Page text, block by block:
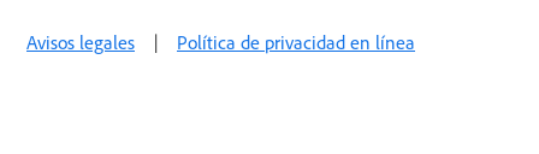
Avisos legales | Política de privacidad en línea